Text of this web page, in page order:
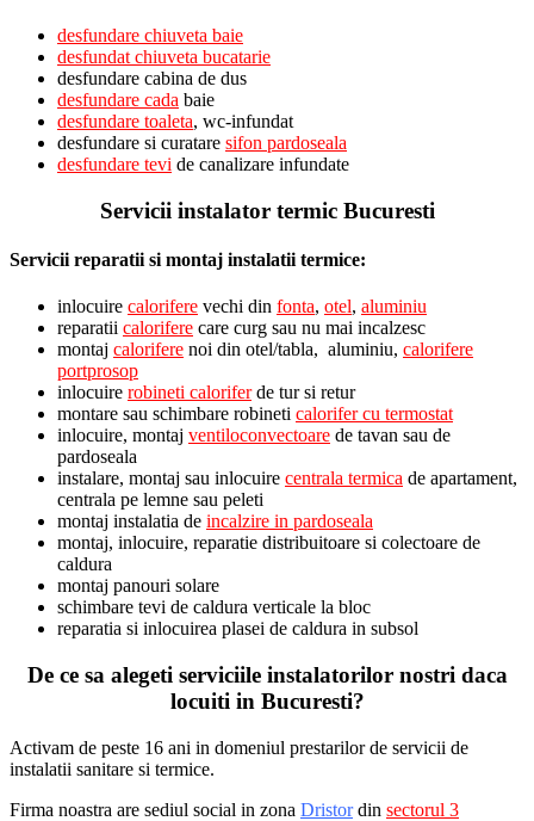
desfundare chiuveta baie
desfundat chiuveta bucatarie
desfundare cabina de dus
desfundare cada baie
desfundare toaleta, wc-infundat
desfundare si curatare sifon pardoseala
desfundare tevi de canalizare infundate
Servicii instalator termic Bucuresti
Servicii reparatii si montaj instalatii termice:
inlocuire calorifere vechi din fonta, otel, aluminiu
reparatii calorifere care curg sau nu mai incalzesc
montaj calorifere noi din otel/tabla, aluminiu, calorifere
portprosop
inlocuire robineti caloriferde tur si retur
montare sau schimbare robineti calorifer cu termostat
inlocuire, montaj ventiloconvectoare de tavan sau de
pardoseala
instalare, montaj sau inlocuire centrala termica de apartament,
centrala pe lemne sau peleti
montaj instalatia de incalzire in pardoseala
montaj, inlocuire, reparatie distribuitoare si colectoare de
caldura
montaj panouri solare
schimbare tevi de caldura verticale la bloc
reparatia si inlocuirea plasei de caldura in subsol
De ce sa alegeti serviciile instalatorilor nostri daca
locuiti in Bucuresti?
Activam de peste 16 ani in domeniul prestarilor de servicii de
instalatii sanitare si termice.
Firma noastra are sediul social in zona Dristordin sectorul 3